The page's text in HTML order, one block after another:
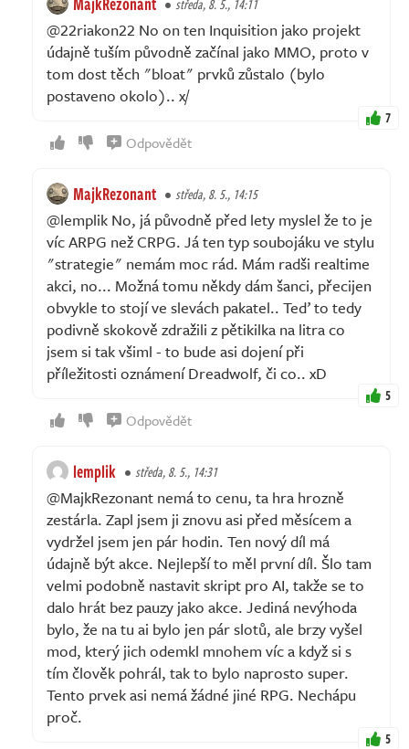
středa, 8. 5., 14:11
@22riakon22 No on ten Inquisition jako projekt
údajně tuším původně začínal jako MMO, proto v
tom dost těch "bloat" prvků zůstalo (bylo
postaveno okolo).. x/
7
Odpovědět
MajkRezonant středa, 8. 5., 14:15
@lemplik No, já původně před lety myslel že to je
víc ARPG než CRPG. Já ten typ soubojáku ve stylu
"strategie" nemám moc rád. Mám radši realtime
akci, no... Možná tomu někdy dám šanci, přecijen
obvykle to stojí ve slevách pakatel.. Teď to tedy
podivně skokově zdražili z pětikilka na litra co
jsem si tak všiml - to bude asi dojení při
příležitosti oznámení Dreadwolf, či co.. xD
5
Odpovědět
lemplik středa, 8. 5., 14:31
@MajkRezonant nemá to cenu, ta hra hrozně
zestárla. Zapl jsem ji znovu asi před měsícem a
vydržel jsem jen pár hodin. Ten nový díl má
údajně být akce. Nejlepší to měl první díl. Šlo tam
velmi podobně nastavit skript pro AI, takže se to
dalo hrát bez pauzy jako akce. Jediná nevýhoda
bylo, že na tu ai bylo jen pár slotů, ale brzy vyšel
mod, který jich odemkl mnohem víc a když si s
tím člověk pohrál, tak to bylo naprosto super.
Tento prvek asi nemá žádné jiné RPG. Nechápu
proč.
5